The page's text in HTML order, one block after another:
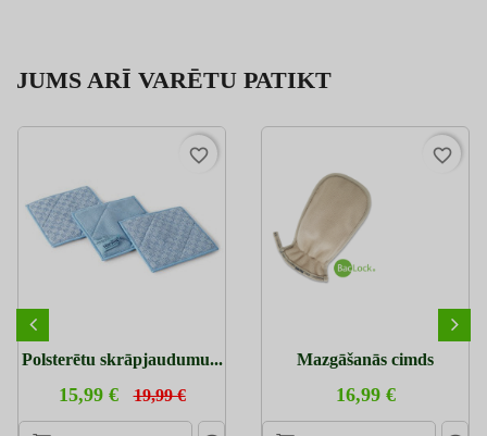
JUMS ARĪ VARĒTU PATIKT
Polsterētu skrāpjaudumu...
15,99 € 19,99 €
favorite_border
Mazgāšanās cimds
16,99 €
favorite_border